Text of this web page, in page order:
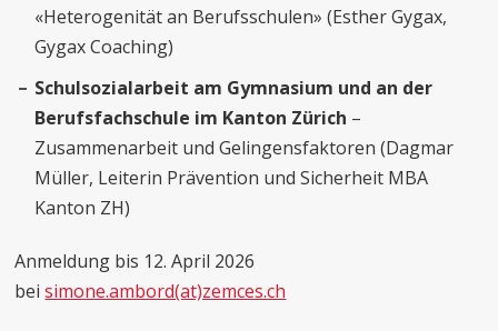
«Heterogenität an Berufsschulen» (Esther Gygax,
Gygax Coaching)
Schulsozialarbeit am Gymnasium und an der
Berufsfachschule im Kanton Zürich –
Zusammenarbeit und Gelingensfaktoren (Dagmar
Müller, Leiterin Prävention und Sicherheit MBA
Kanton ZH)
Anmeldung bis 12. April 2026
beisimone.ambord(at)zemces.ch